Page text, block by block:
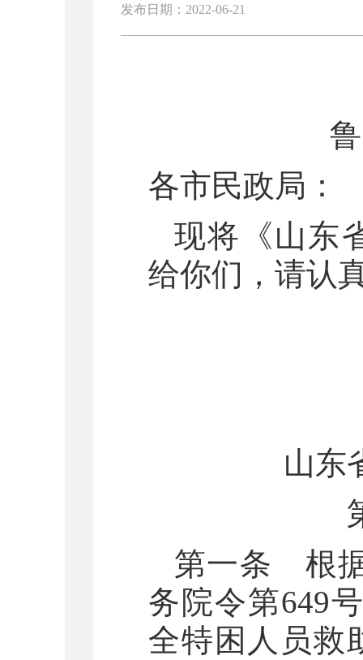
发布日期：2022-06-21
各市民政局：
现将《山东
给你们，请认
山东
第一条 根
务院令第649
全特困人员救